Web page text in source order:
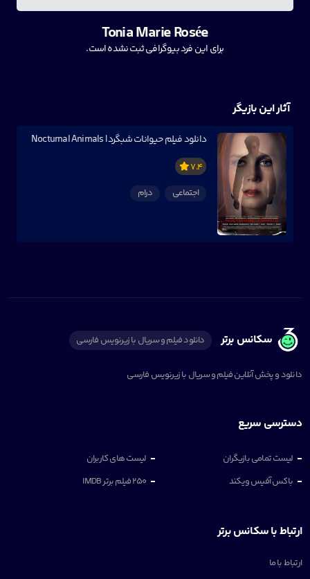
Tonia Marie Rosée
برای این فرد بیوگرافی ثبت نشده است.
آثار این بازیگر
دانلود فیلم حیوانات شبگرد | Nocturnal Animals
7.4
اجتماعی
درام
سکانس برتر دانلود فیلم و سریال با زیرنویس فارسی
دانلود و پخش آنلاین فیلم و سریال با زیرنویس فارسی
دسترسی سریع
لیست تمامی بازیگران
لیست های کاربران
باکس آفیس ویکند
250 فیلم برتر IMDB
ارتباط با سکانس برتر
ارتباط با ما